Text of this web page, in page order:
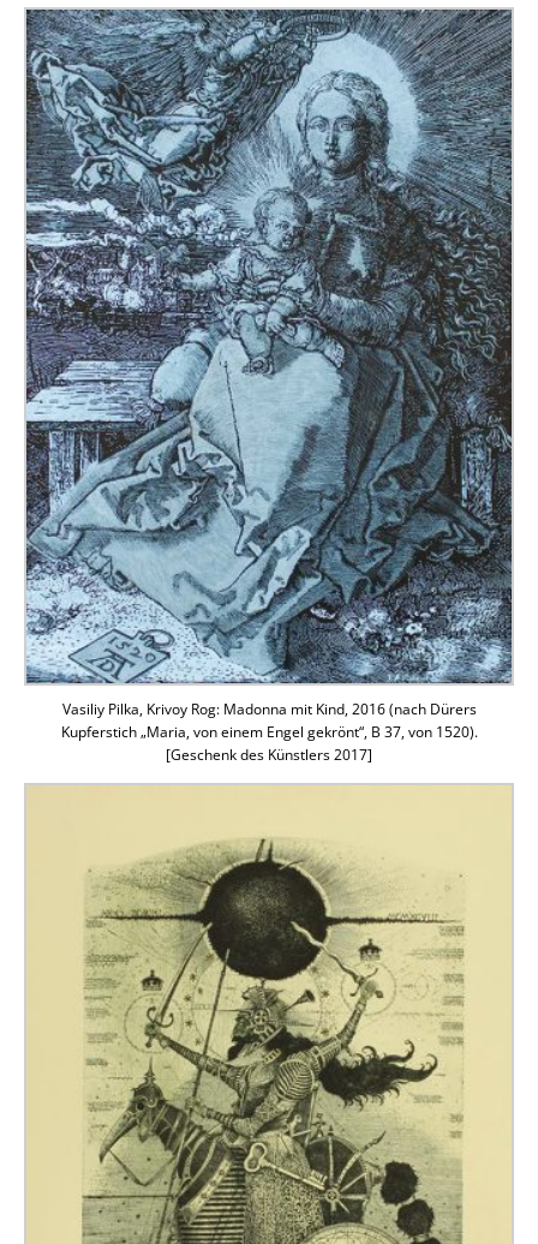
Vasiliy Pilka, Krivoy Rog: Madonna mit Kind, 2016 (nach Dürers
Kupferstich „Maria, von einem Engel gekrönt“, B 37, von 1520).
[Geschenk des Künstlers 2017]